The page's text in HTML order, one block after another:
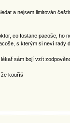
a nejsem limitován
co fostane pacoše, ho
s kterým si neví rady
sám bojí vzít
že kouříš